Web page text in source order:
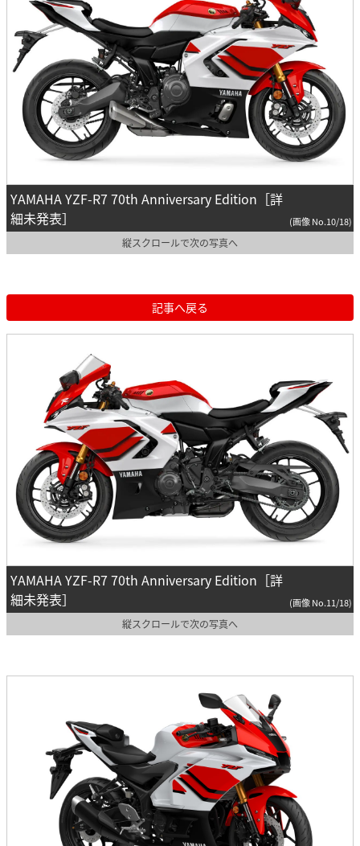
YAMAHA YZF-R7 70th Anniversary Edition［詳
細未発表］
(画像 No.10/18)
縦スクロールで次の写真へ
記事へ戻る
YAMAHA YZF-R7 70th Anniversary Edition［詳
細未発表］
(画像 No.11/18)
縦スクロールで次の写真へ